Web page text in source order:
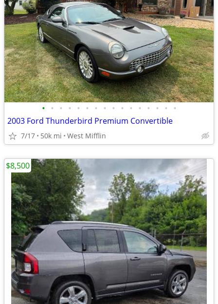
• • • • • • • • • • • • • • • •
2003 Ford Thunderbird Premium Convertible
7/17 50k mi West Mifflin
$8,500